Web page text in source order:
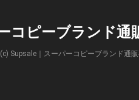
コピーブランド通
Supsale｜スーパーコピーブランド通